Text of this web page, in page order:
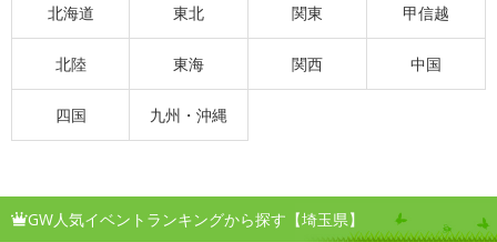
北海道 東北 関東 甲信越
北陸 東海 関西 中国
四国 九州・沖縄
GW人気イベントランキングから探す【埼玉県】